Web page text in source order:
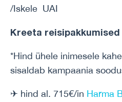
/Iskele UAI
Kreeta reisipakkumised
*Hind ühele inimesele
sisaldab kampaania
✈ hind al. 715€/in Harma